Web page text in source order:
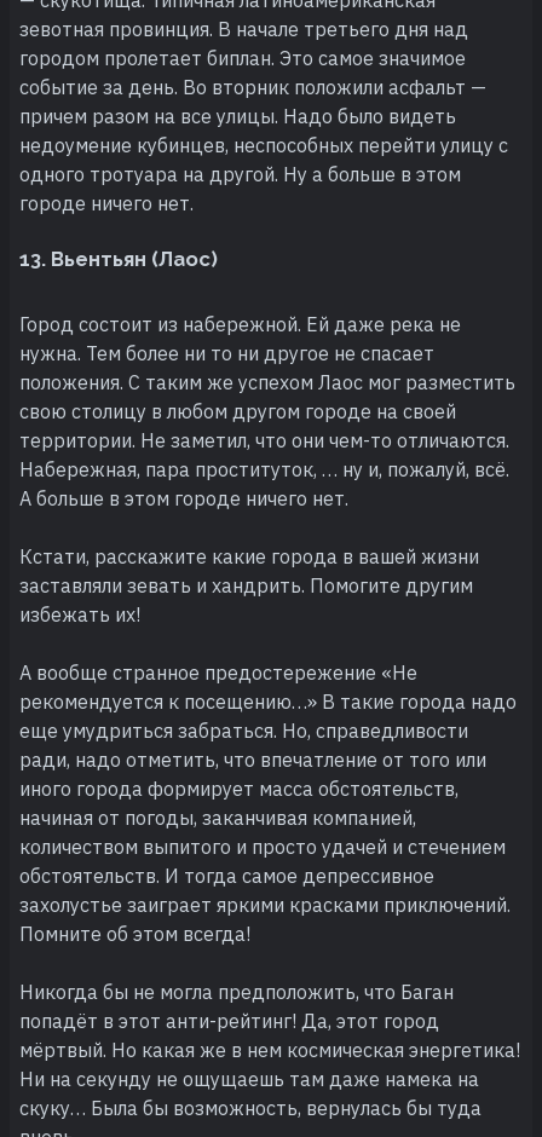
зевотная провинция. В начале третьего дня над
городом пролетает биплан. Это самое значимое
событие за день. Во вторник положили асфальт —
причем разом на все улицы. Надо было видеть
недоумение кубинцев, неспособных перейти улицу с
одного тротуара на другой. Ну а больше в этом
городе ничего нет.
13. Вьентьян (Лаос)
Город состоит из набережной. Ей даже река не
нужна. Тем более ни то ни другое не спасает
положения. С таким же успехом Лаос мог разместить
свою столицу в любом другом городе на своей
территории. Не заметил, что они чем-то отличаются.
Набережная, пара проституток, … ну и, пожалуй, всё.
А больше в этом городе ничего нет.
Кстати, расскажите какие города в вашей жизни
заставляли зевать и хандрить. Помогите другим
избежать их!
А вообще странное предостережение «Не
рекомендуется к посещению…» В такие города надо
еще умудриться забраться. Но, справедливости
ради, надо отметить, что впечатление от того или
иного города формирует масса обстоятельств,
начиная от погоды, заканчивая компанией,
количеством выпитого и просто удачей и стечением
обстоятельств. И тогда самое депрессивное
захолустье заиграет яркими красками приключений.
Помните об этом всегда!
Никогда бы не могла предположить, что Баган
попадёт в этот анти-рейтинг! Да, этот город
мёртвый. Но какая же в нем космическая энергетика!
Ни на секунду не ощущаешь там даже намека на
скуку… Была бы возможность, вернулась бы туда